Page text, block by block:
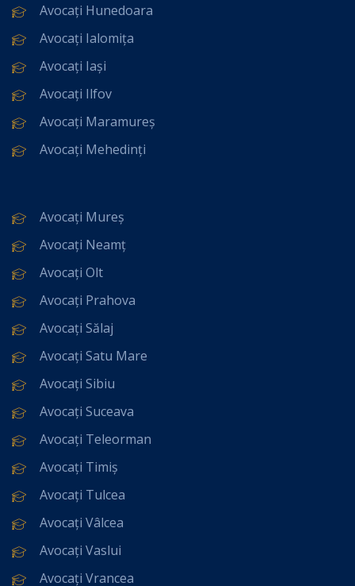
Avocați Hunedoara
Avocați Ialomița
Avocați Iași
Avocați Ilfov
Avocați Maramureș
Avocați Mehedinți
Avocați Mureș
Avocați Neamț
Avocați Olt
Avocați Prahova
Avocați Sălaj
Avocați Satu Mare
Avocați Sibiu
Avocați Suceava
Avocați Teleorman
Avocați Timiș
Avocați Tulcea
Avocați Vâlcea
Avocați Vaslui
Avocați Vrancea